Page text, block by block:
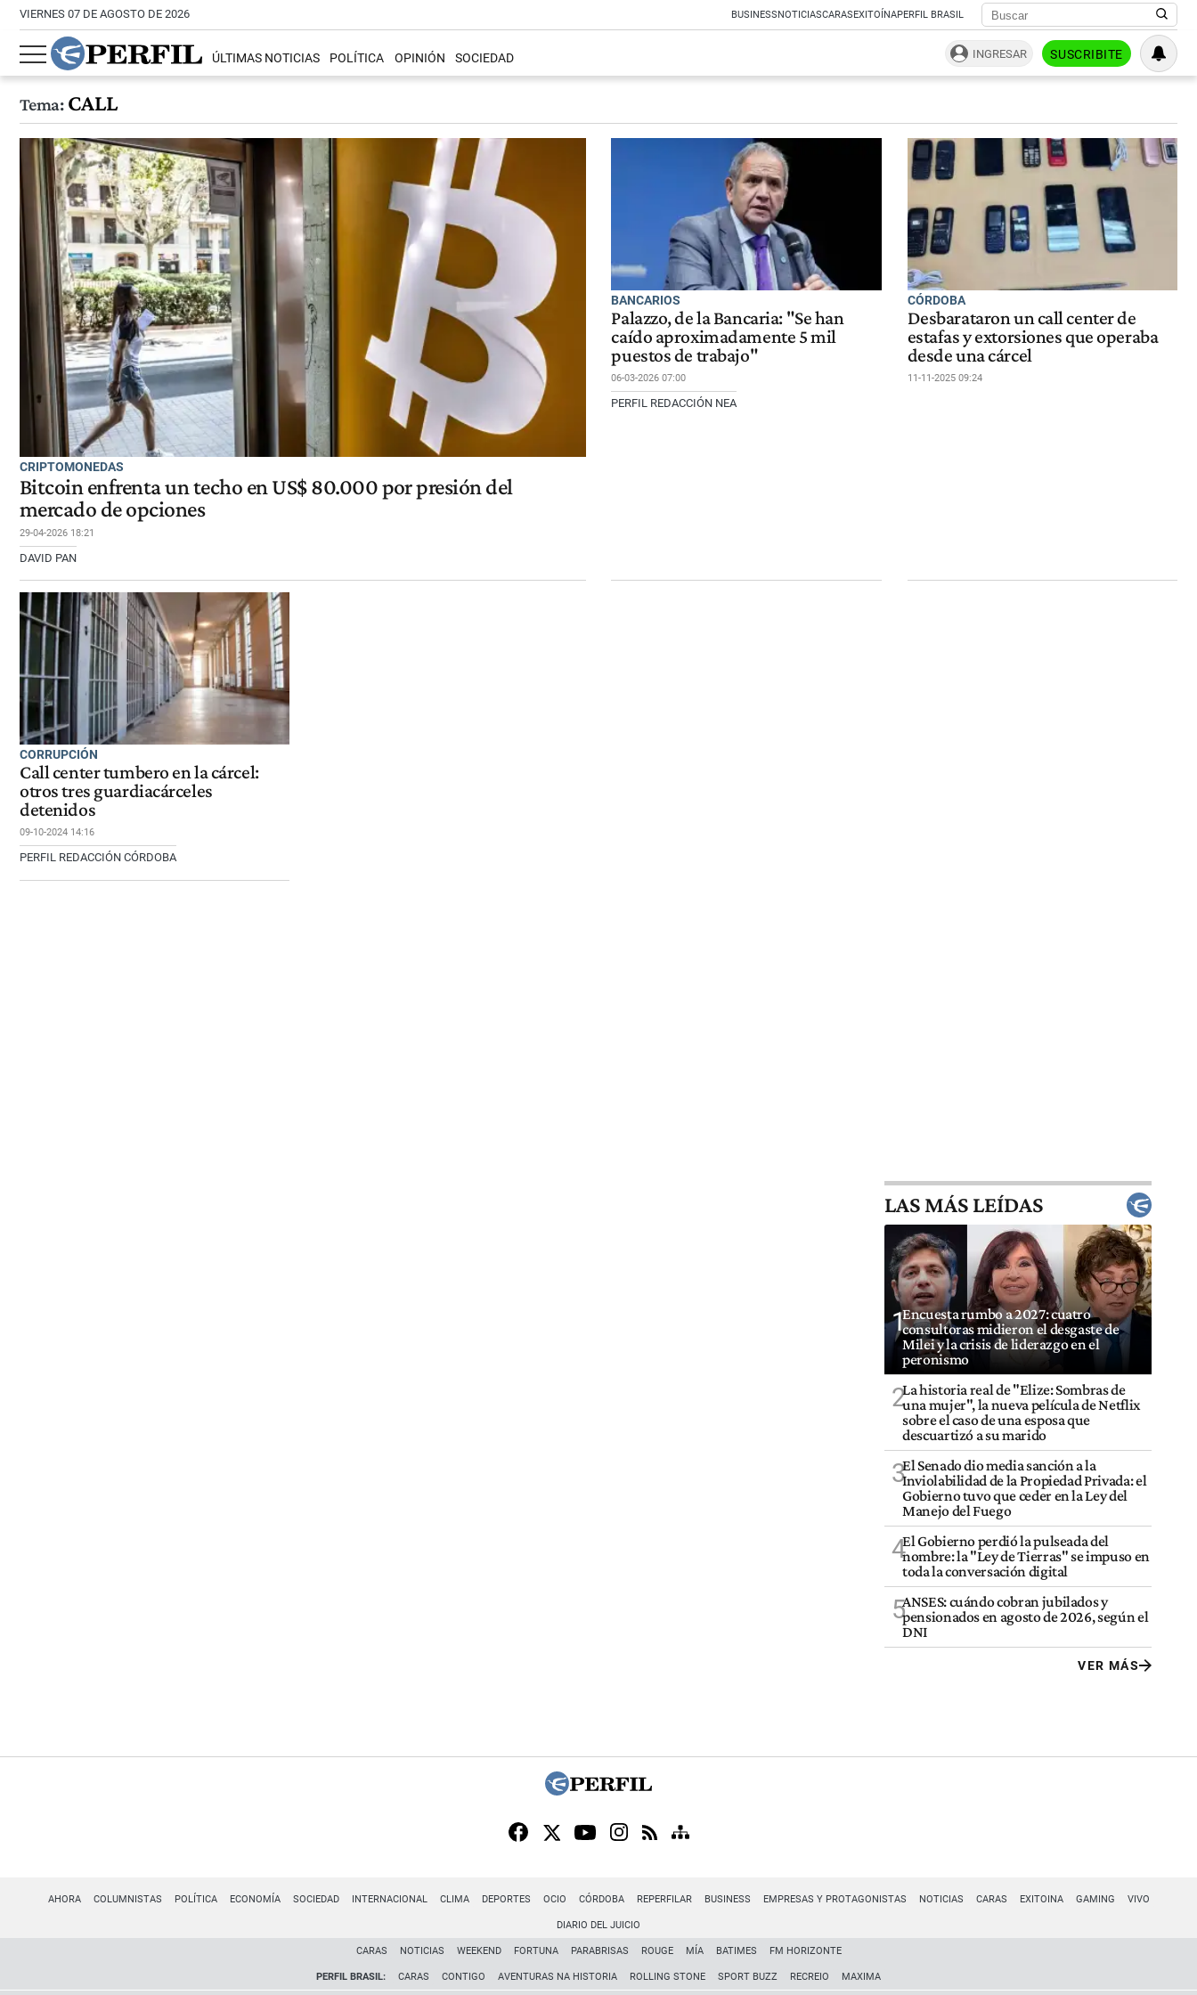
VIERNES 07 DE AGOSTO DE 2026 BUSINESSNOTICIASCARASEXITOÍNAPERFIL BRASIL
ÚLTIMAS NOTICIAS POLÍTICA OPINIÓN SOCIEDAD INGRESAR SUSCRIBITE
Tema:CALL
CRIPTOMONEDAS
Bitcoin enfrenta un techo en US$ 80.000 por presión del
mercado de opciones
29-04-2026 18:21
DAVID PAN
BANCARIOS
Palazzo, de la Bancaria: "Se han
caído aproximadamente 5 mil
puestos de trabajo"
06-03-2026 07:00
PERFIL REDACCIÓN NEA
CÓRDOBA
Desbarataron un call center de
estafas y extorsiones que operaba
desde una cárcel
11-11-2025 09:24
CORRUPCIÓN
Call center tumbero en la cárcel:
otros tres guardiacárceles
detenidos
09-10-2024 14:16
PERFIL REDACCIÓN CÓRDOBA
LAS MÁS LEÍDAS
1Encuesta rumbo a 2027: cuatro
consultoras midieron el desgaste de
Milei y la crisis de liderazgo en el
peronismo
2La historia real de "Elize: Sombras de
una mujer", la nueva película de Netflix
sobre el caso de una esposa que
descuartizó a su marido
3El Senado dio media sanción a la
Inviolabilidad de la Propiedad Privada: el
Gobierno tuvo que ceder en la Ley del
Manejo del Fuego
4El Gobierno perdió la pulseada del
nombre: la "Ley de Tierras" se impuso en
toda la conversación digital
5ANSES: cuándo cobran jubilados y
pensionados en agosto de 2026, según el
DNI
VER MÁS
AHORA COLUMNISTAS POLÍTICA ECONOMÍA SOCIEDAD INTERNACIONAL CLIMA DEPORTES OCIO CÓRDOBA REPERFILAR BUSINESS EMPRESAS Y PROTAGONISTAS NOTICIAS CARAS EXITOINA GAMING VIVO
DIARIO DEL JUICIO
CARAS NOTICIAS WEEKEND FORTUNA PARABRISAS ROUGE MÍA BATIMES FM HORIZONTE
PERFIL BRASIL: CARAS CONTIGO AVENTURAS NA HISTORIA ROLLING STONE SPORT BUZZ RECREIO MAXIMA